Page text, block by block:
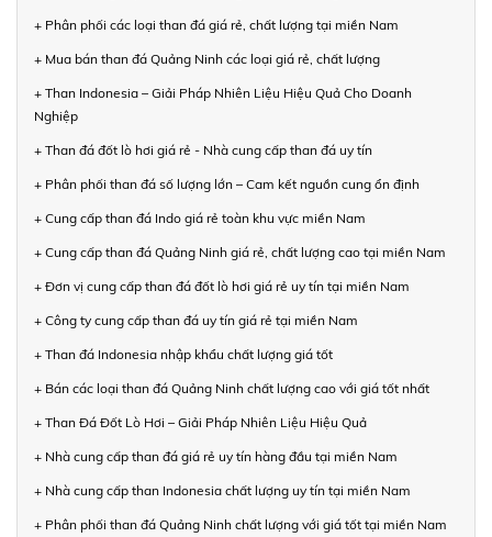
+ Phân phối các loại than đá giá rẻ, chất lượng tại miền Nam
+ Mua bán than đá Quảng Ninh các loại giá rẻ, chất lượng
+ Than Indonesia – Giải Pháp Nhiên Liệu Hiệu Quả Cho Doanh
Nghiệp
+ Than đá đốt lò hơi giá rẻ - Nhà cung cấp than đá uy tín
+ Phân phối than đá số lượng lớn – Cam kết nguồn cung ổn định
+ Cung cấp than đá Indo giá rẻ toàn khu vực miền Nam
+ Cung cấp than đá Quảng Ninh giá rẻ, chất lượng cao tại miền Nam
+ Đơn vị cung cấp than đá đốt lò hơi giá rẻ uy tín tại miền Nam
+ Công ty cung cấp than đá uy tín giá rẻ tại miền Nam
+ Than đá Indonesia nhập khẩu chất lượng giá tốt
+ Bán các loại than đá Quảng Ninh chất lượng cao với giá tốt nhất
+ Than Đá Đốt Lò Hơi – Giải Pháp Nhiên Liệu Hiệu Quả
+ Nhà cung cấp than đá giá rẻ uy tín hàng đầu tại miền Nam
+ Nhà cung cấp than Indonesia chất lượng uy tín tại miền Nam
+ Phân phối than đá Quảng Ninh chất lượng với giá tốt tại miền Nam